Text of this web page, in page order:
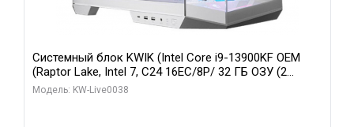
Системный блок KWIK (Intel Core i9-13900KF OEM
(Raptor Lake, Intel 7, C24 16EC/8P/ 32 ГБ ОЗУ (2
модуля)/ Gigabyte RX9070XT GAMING OC 16GB GDDR6
Модель: KW-Live0038